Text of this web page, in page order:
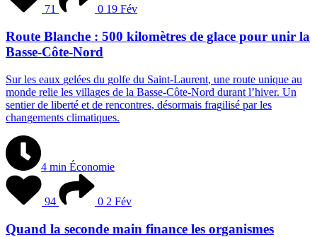
71 0 19 Fév
Route Blanche : 500 kilomètres de glace pour unir la
Basse-Côte-Nord
Sur les eaux gelées du golfe du Saint-Laurent, une route unique au
monde relie les villages de la Basse-Côte-Nord durant l’hiver. Un
sentier de liberté et de rencontres, désormais fragilisé par les
changements climatiques.
4 min Économie
94 0 2 Fév
Quand la seconde main finance les organismes